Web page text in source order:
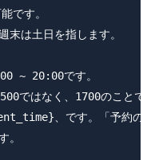
です。
は土日を指します。
~ 20:00です。
ではなく、1700のことで
、です。「予約の
。